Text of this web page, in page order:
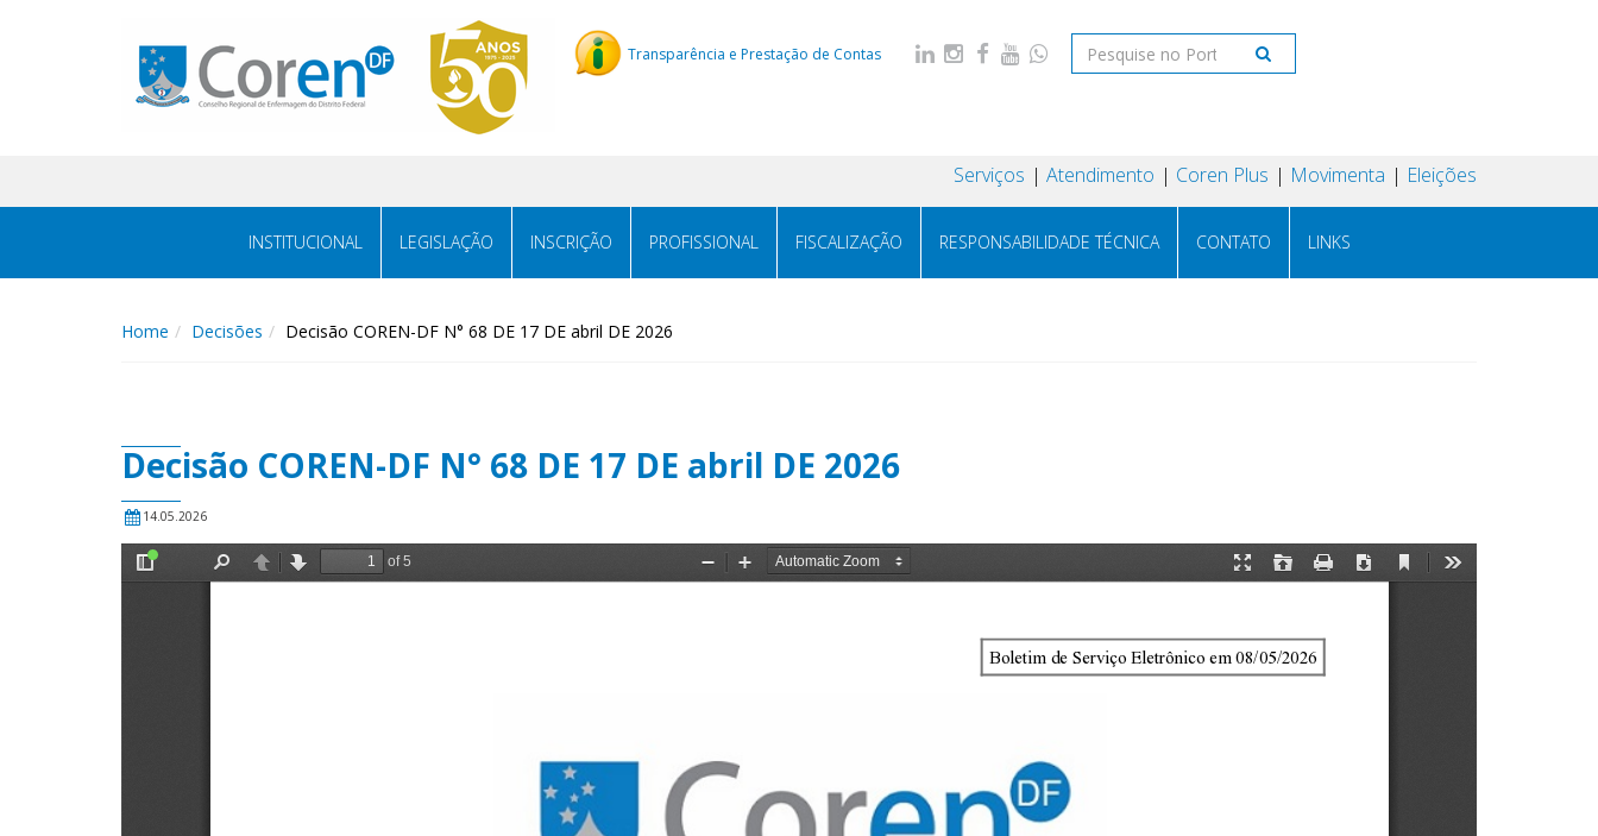
Transparência e Prestação de Contas
Serviços Atendimento Coren Plus Movimenta Eleições
INSTITUCIONAL LEGISLAÇÃO INSCRIÇÃO PROFISSIONAL FISCALIZAÇÃO RESPONSABILIDADE TÉCNICA CONTATO LINKS
Home Decisões Decisão COREN-DF N° 68 DE 17 DE abril DE 2026
Decisão COREN-DF N° 68 DE 17 DE abril DE 2026
14.05.2026